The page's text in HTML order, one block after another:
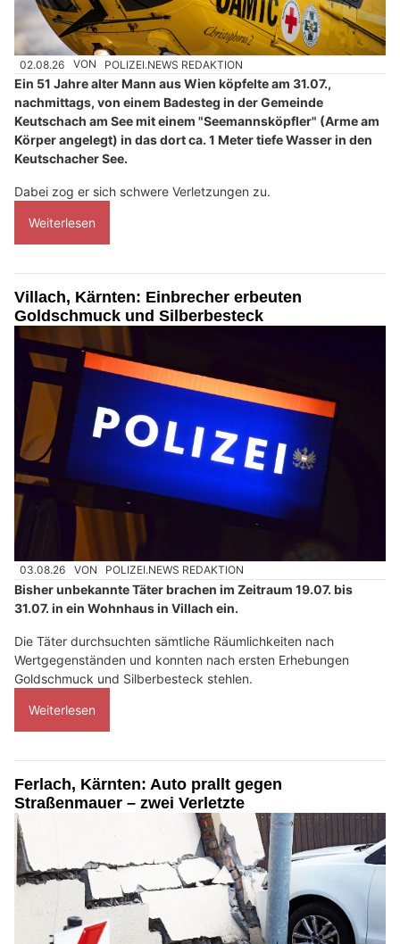
02.08.26 VON POLIZEI.NEWS REDAKTION
Ein 51 Jahre alter Mann aus Wien köpfelte am 31.07.,
nachmittags, von einem Badesteg in der Gemeinde
Keutschach am See mit einem "Seemannsköpfler" (Arme am
Körper angelegt) in das dort ca. 1 Meter tiefe Wasser in den
Keutschacher See.
Dabei zog er sich schwere Verletzungen zu.
Weiterlesen
Villach, Kärnten: Einbrecher erbeuten
Goldschmuck und Silberbesteck
03.08.26 VON POLIZEI.NEWS REDAKTION
Bisher unbekannte Täter brachen im Zeitraum 19.07. bis
31.07. in ein Wohnhaus in Villach ein.
Die Täter durchsuchten sämtliche Räumlichkeiten nach
Wertgegenständen und konnten nach ersten Erhebungen
Goldschmuck und Silberbesteck stehlen.
Weiterlesen
Ferlach, Kärnten: Auto prallt gegen
Straßenmauer – zwei Verletzte